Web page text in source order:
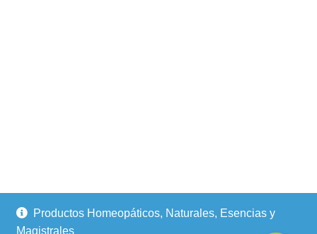
Productos Homeopáticos, Naturales, Esencias y
Magistrales